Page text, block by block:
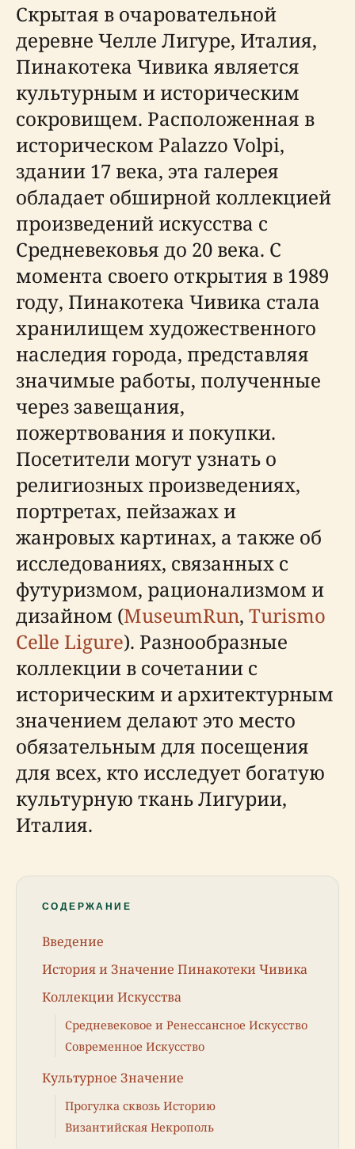
Скрытая в очаровательной
деревне Челле Лигуре, Италия,
Пинакотека Чивика является
культурным и историческим
сокровищем. Расположенная в
историческом Palazzo Volpi,
здании 17 века, эта галерея
обладает обширной коллекцией
произведений искусства с
Средневековья до 20 века. С
момента своего открытия в 1989
году, Пинакотека Чивика стала
хранилищем художественного
наследия города, представляя
значимые работы, полученные
через завещания,
пожертвования и покупки.
Посетители могут узнать о
религиозных произведениях,
портретах, пейзажах и
жанровых картинах, а также об
исследованиях, связанных с
футуризмом, рационализмом и
дизайном (MuseumRun, Turismo
Celle Ligure). Разнообразные
коллекции в сочетании с
историческим и архитектурным
значением делают это место
обязательным для посещения
для всех, кто исследует богатую
культурную ткань Лигурии,
Италия.
СОДЕРЖАНИЕ
Введение
История и Значение Пинакотеки Чивика
Коллекции Искусства
Средневековое и Ренессансное Искусство
Современное Искусство
Культурное Значение
Прогулка сквозь Историю
Византийская Некрополь